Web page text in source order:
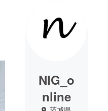
NIG_o
nline